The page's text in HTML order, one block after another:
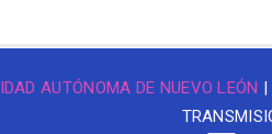
AUTÓNOMA DE NUEVO LEÓN |